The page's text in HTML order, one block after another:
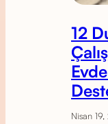
12
Nisan